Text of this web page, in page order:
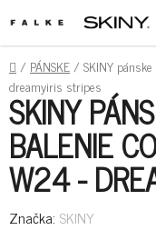
NA
OBSAH
DOMOV
/ PÁNSKE/ SKINY
dreamyiris stripes
SKINY
BALENIE
W24 -
Značka: SKINY